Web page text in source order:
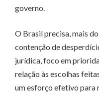
governo.
O Brasil precisa, mais
contenção de
jurídica, foco em
relação às escolhas
um esforço efetivo para